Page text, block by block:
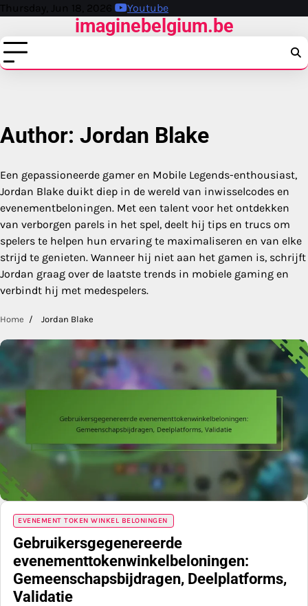
Skip
content
Thursday, Jun 18, 2026 Youtube
imaginebelgium.be
Author: Jordan Blake
Een gepassioneerde gamer en Mobile Legends-enthousiast,
Jordan Blake duikt diep in de wereld van inwisselcodes en
evenementbeloningen. Met een talent voor het ontdekken
van verborgen parels in het spel, deelt hij tips en trucs om
spelers te helpen hun ervaring te maximaliseren en van elke
strijd te genieten. Wanneer hij niet aan het gamen is, schrijft
Jordan graag over de laatste trends in mobiele gaming en
verbindt hij met medespelers.
Home Jordan Blake
EVENEMENT TOKEN WINKEL BELONINGEN
Gebruikersgegenereerde
evenementtokenwinkelbeloningen:
Gemeenschapsbijdragen, Deelplatforms,
Validatie